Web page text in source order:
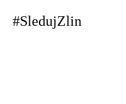
#SledujZlin